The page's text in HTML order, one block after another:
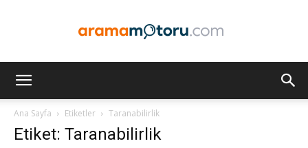
Ana Sayfa Etiketler Taranabilirlik
Etiket: Taranabilirlik